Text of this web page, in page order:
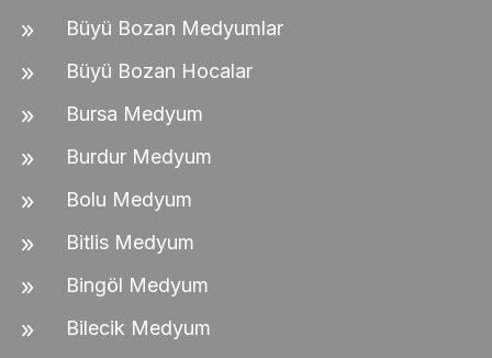
Büyü Bozan Medyumlar
Büyü Bozan Hocalar
Bursa Medyum
Burdur Medyum
Bolu Medyum
Bitlis Medyum
Bingöl Medyum
Bilecik Medyum